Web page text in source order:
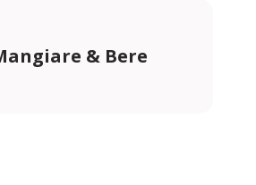
& Bere